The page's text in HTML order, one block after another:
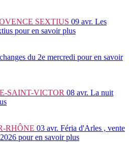
SEXTIUS 09 avr. Les
pour en savoir plus
du 2e mercredi pour en savoir
SAINT-VICTOR 08 avr. La nuit
RHÔNE 03 avr. Féria d'Arles , vente
pour en savoir plus